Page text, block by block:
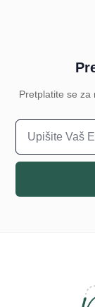
Pretplatite se za